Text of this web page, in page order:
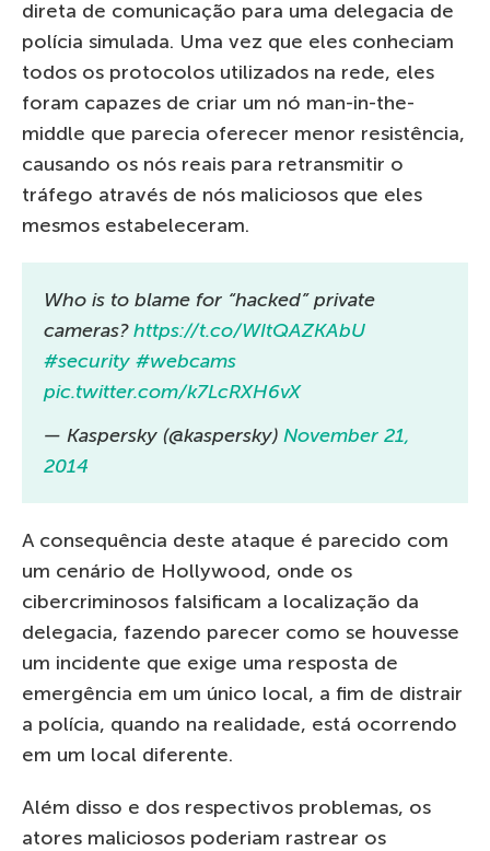
direta de comunicação para uma delegacia de
polícia simulada. Uma vez que eles conheciam
todos os protocolos utilizados na rede, eles
foram capazes de criar um nó man-in-the-
middle que parecia oferecer menor resistência,
causando os nós reais para retransmitir o
tráfego através de nós maliciosos que eles
mesmos estabeleceram.
Who is to blame for “hacked” private
cameras?https://t.co/WItQAZKAbU
#security #webcams
pic.twitter.com/k7LcRXH6vX
— Kaspersky (@kaspersky) November 21,
2014
A consequência deste ataque é parecido com
um cenário de Hollywood, onde os
cibercriminosos falsificam a localização da
delegacia, fazendo parecer como se houvesse
um incidente que exige uma resposta de
emergência em um único local, a fim de distrair
a polícia, quando na realidade, está ocorrendo
em um local diferente.
Além disso e dos respectivos problemas, os
atores maliciosos poderiam rastrear os